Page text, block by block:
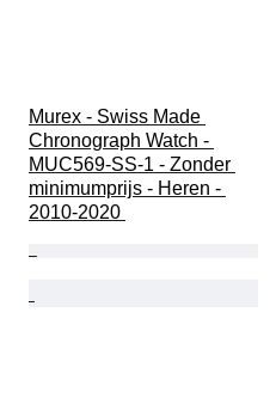
Murex - Swiss Made
Chronograph Watch -
MUC569-SS-1 - Zonder
minimumprijs - Heren -
2010-2020